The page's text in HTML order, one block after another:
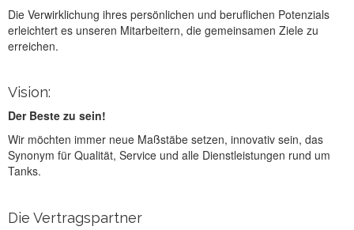
Die Verwirklichung ihres persönlichen und beruflichen Potenzials
erleichtert es unseren Mitarbeitern, die gemeinsamen Ziele zu
erreichen.
Vision:
Der Beste zu sein!
Wir möchten immer neue Maßstäbe setzen, innovativ sein, das
Synonym für Qualität, Service und alle Dienstleistungen rund um
Tanks.
Die Vertragspartner